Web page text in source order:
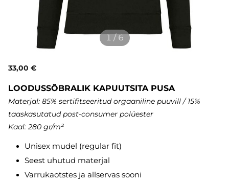
1 / 6
33,00 €
LOODUSSÕBRALIK KAPUUTSITA PUSA
Materjal: 85% sertifitseeritud orgaaniline puuvill / 15%
taaskasutatud post-consumer polüester
Kaal: 280 gr/m²
Unisex mudel (regular fit)
Seest uhutud materjal
Varrukaotstes ja allservas sooni